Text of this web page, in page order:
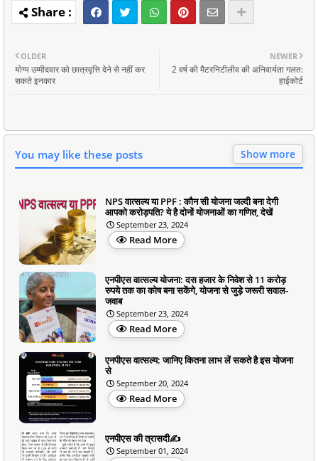
NEWER
2 वर्ष की मैटरनिटीलीव की अनिवार्यता गलत:
हाईकोर्ट
OLDER
योग्य उम्मीदवार को छात्रवृत्ति देने से नहीं कर
सकते इनकार
You may like these posts Show more
NPS वात्सल्य या PPF : कौन सी योजना जल्दी बना देगी
आपको करोड़पति? ये है दोनों योजनाओं का गणित, देखें
September 23, 2024
Read More
एनपीएस वात्सल्य योजना: दस हजार के निवेश से 11 करोड़
रुपये तक का कोष बना सकेंगे, योजना से जुड़े जरूरी सवाल-
जवाब
September 23, 2024
Read More
एनपीएस वात्सल्य: जानिए कितना लाभ लें सकते है इस योजना
से
September 20, 2024
Read More
एनपीएस की त्रासदी✍️
September 01, 2024